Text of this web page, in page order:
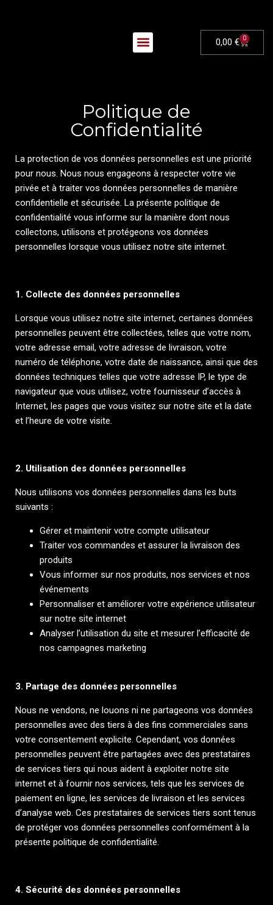
0,00 € 0
Politique de
Confidentialité
La protection de vos données personnelles est une priorité
pour nous. Nous nous engageons à respecter votre vie
privée et à traiter vos données personnelles de manière
confidentielle et sécurisée. La présente politique de
confidentialité vous informe sur la manière dont nous
collectons, utilisons et protégeons vos données
personnelles lorsque vous utilisez notre site internet.
1. Collecte des données personnelles
Lorsque vous utilisez notre site internet, certaines données
personnelles peuvent être collectées, telles que votre nom,
votre adresse email, votre adresse de livraison, votre
numéro de téléphone, votre date de naissance, ainsi que des
données techniques telles que votre adresse IP, le type de
navigateur que vous utilisez, votre fournisseur d’accès à
Internet, les pages que vous visitez sur notre site et la date
et l’heure de votre visite.
2. Utilisation des données personnelles
Nous utilisons vos données personnelles dans les buts
suivants :
Gérer et maintenir votre compte utilisateur
Traiter vos commandes et assurer la livraison des
produits
Vous informer sur nos produits, nos services et nos
événements
Personnaliser et améliorer votre expérience utilisateur
sur notre site internet
Analyser l’utilisation du site et mesurer l’efficacité de
nos campagnes marketing
3. Partage des données personnelles
Nous ne vendons, ne louons ni ne partageons vos données
personnelles avec des tiers à des fins commerciales sans
votre consentement explicite. Cependant, vos données
personnelles peuvent être partagées avec des prestataires
de services tiers qui nous aident à exploiter notre site
internet et à fournir nos services, tels que les services de
paiement en ligne, les services de livraison et les services
d’analyse web. Ces prestataires de services tiers sont tenus
de protéger vos données personnelles conformément à la
présente politique de confidentialité.
4. Sécurité des données personnelles